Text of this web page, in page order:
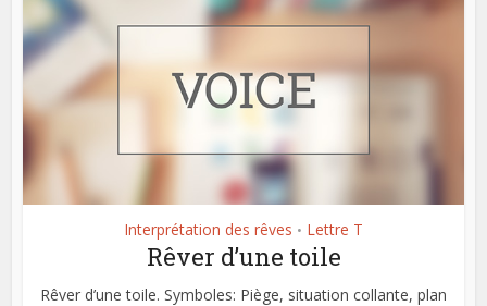
Interprétation des rêves • Lettre T
Rêver d’une toile
Rêver d’une toile. Symboles: Piège, situation collante, plan